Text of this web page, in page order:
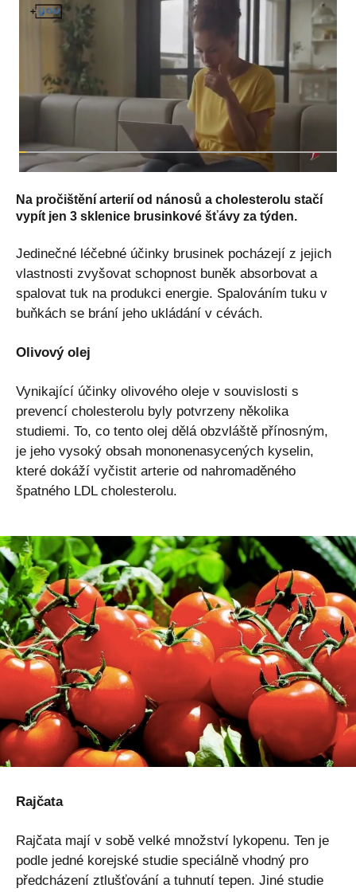
Na pročištění arterií od nánosů a cholesterolu stačí
vypít jen 3 sklenice brusinkové šťávy za týden.
Jedinečné léčebné účinky brusinek pocházejí z jejich
vlastnosti zvyšovat schopnost buněk absorbovat a
spalovat tuk na produkci energie. Spalováním tuku v
buňkách se brání jeho ukládání v cévách.
Olivový olej
Vynikající účinky olivového oleje v souvislosti s
prevencí cholesterolu byly potvrzeny několika
studiemi. To, co tento olej dělá obzvláště přínosným,
je jeho vysoký obsah mononenasycených kyselin,
které dokáží vyčistit arterie od nahromaděného
špatného LDL cholesterolu.
Rajčata
Rajčata mají v sobě velké množství lykopenu. Ten je
podle jedné korejské studie speciálně vhodný pro
předcházení ztlušťování a tuhnutí tepen. Jiné studie